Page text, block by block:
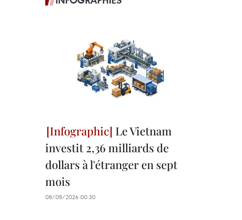
Le Vietnam
investit 2,36 milliards de
dollars à l'étranger en sept
mois
08/08/2026 00:30